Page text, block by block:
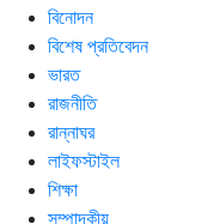
বিনোদন
বিশেষ প্রতিবেদন
ভারত
রাজনীতি
রান্নাঘর
লাইফস্টাইল
শিক্ষা
সম্পাদকীয়